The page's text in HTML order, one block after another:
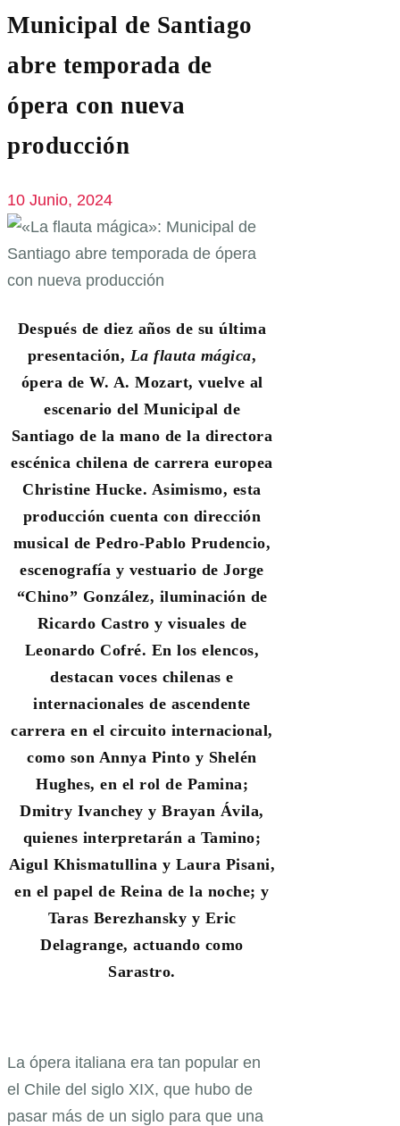
Municipal de Santiago
abre temporada de
ópera con nueva
producción
10 Junio, 2024
Después de diez años de su última
presentación, La flauta mágica,
ópera de W. A. Mozart, vuelve al
escenario del Municipal de
Santiago de la mano de la directora
escénica chilena de carrera europea
Christine Hucke. Asimismo, esta
producción cuenta con dirección
musical de Pedro-Pablo Prudencio,
escenografía y vestuario de Jorge
“Chino” González, iluminación de
Ricardo Castro y visuales de
Leonardo Cofré. En los elencos,
destacan voces chilenas e
internacionales de ascendente
carrera en el circuito internacional,
como son Annya Pinto y Shelén
Hughes, en el rol de Pamina;
Dmitry Ivanchey y Brayan Ávila,
quienes interpretarán a Tamino;
Aigul Khismatullina y Laura Pisani,
en el papel de Reina de la noche; y
Taras Berezhansky y Eric
Delagrange, actuando como
Sarastro.
La ópera italiana era tan popular en
el Chile del siglo XIX, que hubo de
pasar más de un siglo para que una